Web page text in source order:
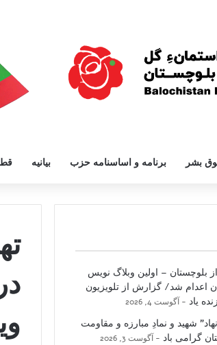
بشر برنامه و اساسنامه حزب بیانیه
بلوچستان – اولین وبلاگ نویس
اعدام شد/ گزارش از تلویزیون
یاد
آگوست 4, 2026
شهید و نمادِ مبارزه و مقاومت
گرامی باد
آگوست 3, 2026